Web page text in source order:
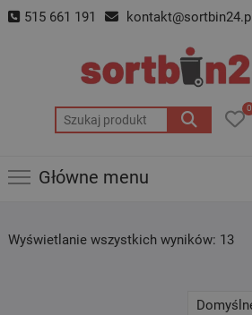
Skip 515 661 191 kontakt@sortbin24.pl
Szukaj:
0
Główne menu
Wyświetlanie wszystkich wyników: 13